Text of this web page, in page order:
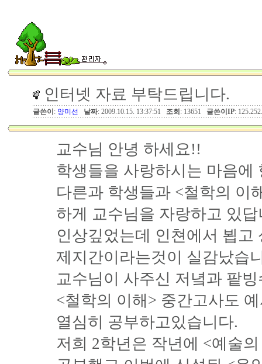
인터넷 자료 부탁드립니다.
글쓴이 : 양미선 날짜: 2009.10.15. 13:37:51 조회 : 13651 글쓴이IP:
교수님 안녕 하세요!!
학생들을 사랑하시는 마음에
다른과 학생들과 <철학의 이
하게 교수님을 자랑하고 있
인상깊었는데 인쳔에서 뵙
제지간이라는것이 실감났습
교수님이 사주신 저녘과 팥
<철학의 이해> 중간고사도
열심히 공부하고있습니다.
저희 2학년은 작년에 <예술